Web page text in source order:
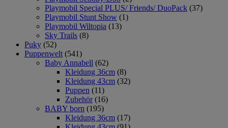
Playmobil Special PLUS/ Friends/ DuoPack (37)
Playmobil Stunt Show (1)
Playmobil Wiltopia (13)
Sky Trails (8)
Puky (52)
Puppenwelt (541)
Baby Annabell (62)
Kleidung 36cm (8)
Kleidung 43cm (32)
Puppen (11)
Zubehör (16)
BABY born (195)
Kleidung 36cm (17)